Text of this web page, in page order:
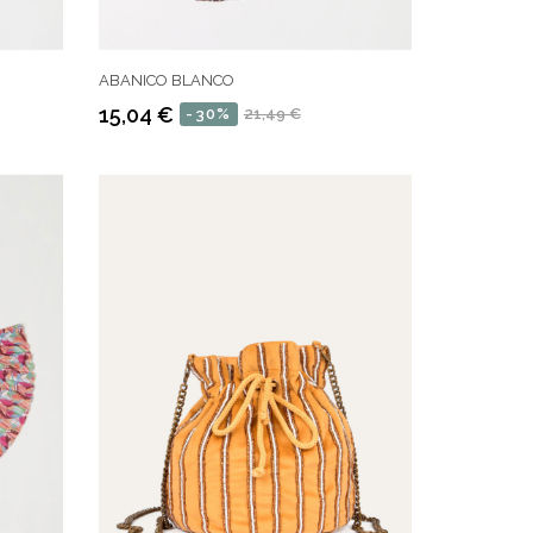
ABANICO BLANCO
Precio
21,49 €
-30%
Precio
15,04 €